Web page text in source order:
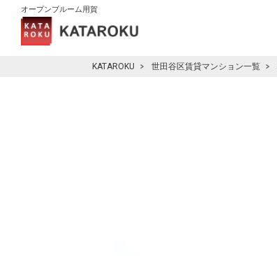
オープンブルーム用賀
KATAROKU 世田谷区賃貸マンション一覧